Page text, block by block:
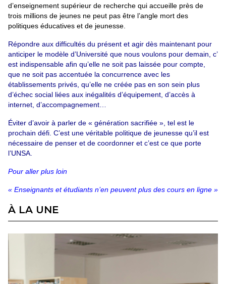
d’enseignement supérieur de recherche qui accueille près de
trois millions de jeunes ne peut pas être l’angle mort des
politiques éducatives et de jeunesse.
Répondre aux difficultés du présent et agir dès maintenant pour
anticiper le modèle d’Université que nous voulons pour demain, c’
est indispensable afin qu’elle ne soit pas laissée pour compte,
que ne soit pas accentuée la concurrence avec les
établissements privés, qu’elle ne créée pas en son sein plus
d’échec social liées aux inégalités d’équipement, d’accès à
internet, d’accompagnement…
Éviter d’avoir à parler de « génération sacrifiée », tel est le
prochain défi. C’est une véritable politique de jeunesse qu’il est
nécessaire de penser et de coordonner et c’est ce que porte
l’UNSA.
Pour aller plus loin
« Enseignants et étudiants n’en peuvent plus des cours en ligne »
À LA UNE